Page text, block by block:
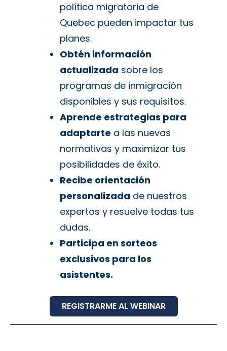
política migratoria de
Quebec pueden impactar tus
planes.
Obtén información
actualizada sobre los
programas de inmigración
disponibles y sus requisitos.
Aprende estrategias para
adaptarte a las nuevas
normativas y maximizar tus
posibilidades de éxito.
Recibe orientación
personalizada de nuestros
expertos y resuelve todas tus
dudas.
Participa en sorteos
exclusivos para los
asistentes.
REGISTRARME AL WEBINAR